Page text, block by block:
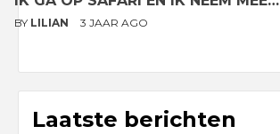
BY LILIAN 3 JAAR AGO
Laatste berichten